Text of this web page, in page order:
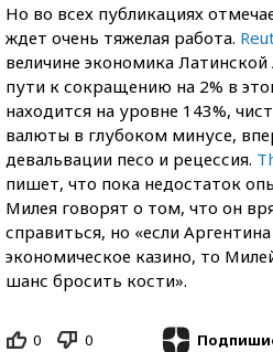
Но во всех публикациях
ждет очень тяжелая работа.
величине экономика
пути к сокращению на 2% в
находится на уровне 143%,
валюты в глубоком минусе,
девальвации песо и рецессия.
пишет, что пока недостаток
Милея говорят о том, что он
справиться, но «если
экономическое казино, то
шанс бросить кости».
0 0